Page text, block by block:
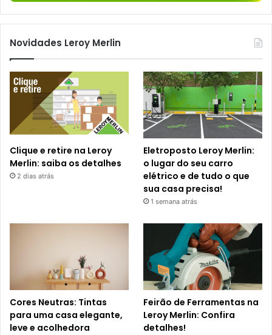
Novidades Leroy Merlin
Clique e retire na Leroy
Merlin: saiba os detalhes
2 dias atrás
Eletroposto Leroy Merlin:
o lugar do seu carro
elétrico e de tudo o que
sua casa precisa!
1 semana atrás
Cores Neutras: Tintas
para uma casa elegante,
leve e acolhedora
Feirão de Ferramentas na
Leroy Merlin: Confira
detalhes!